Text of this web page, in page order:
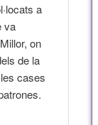
a
va
on
de la
cases